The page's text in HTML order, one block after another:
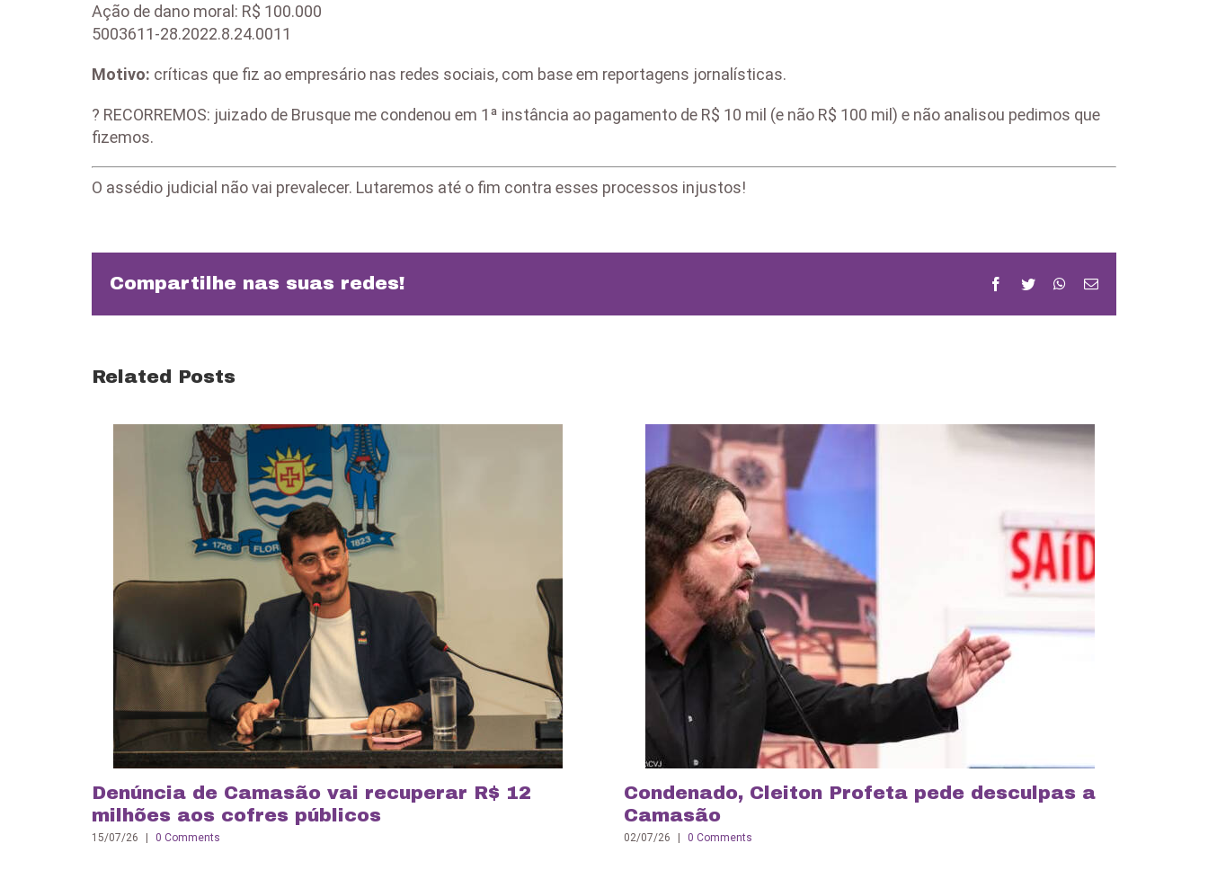
Ação de dano moral: R$ 100.000
5003611-28.2022.8.24.0011
Motivo: críticas que fiz ao empresário nas redes sociais, com base em reportagens jornalísticas.
? RECORREMOS: juizado de Brusque me condenou em 1ª instância ao pagamento de R$ 10 mil (e não R$ 100 mil) e não analisou pedimos que
fizemos.
O assédio judicial não vai prevalecer. Lutaremos até o fim contra esses processos injustos!
Compartilhe nas suas redes! Facebook
Twitter WhatsApp
Email
Related Posts
Denúncia de Camasão vai recuperar R$ 12
milhões aos cofres públicos
15/07/26 0 Comments
Condenado, Cleiton Profeta pede desculpas a
Camasão
02/07/26 0 Comments